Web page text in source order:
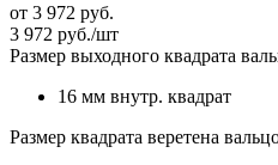
от 3 972 руб.
3 972 руб./шт
Размер выходного квадрата
16 мм внутр. квадрат
Размер квадрата веретена